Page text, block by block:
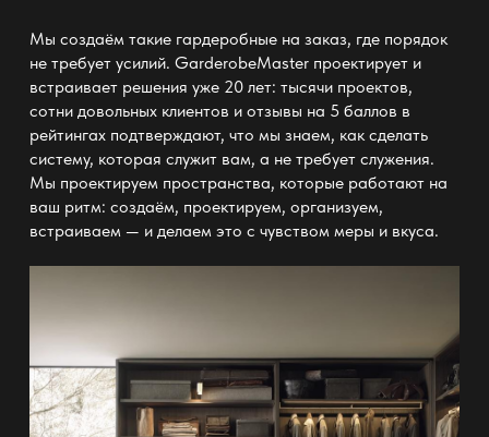
Мы создаём такие гардеробные на заказ, где порядок
не требует усилий. GarderobeMaster проектирует и
встраивает решения уже 20 лет: тысячи проектов,
сотни довольных клиентов и отзывы на 5 баллов в
рейтингах подтверждают, что мы знаем, как сделать
систему, которая служит вам, а не требует служения.
Мы проектируем пространства, которые работают на
ваш ритм: создаём, проектируем, организуем,
встраиваем — и делаем это с чувством меры и вкуса.